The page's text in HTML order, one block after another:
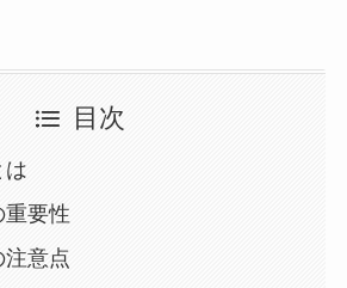
目次
は
重要性
注意点